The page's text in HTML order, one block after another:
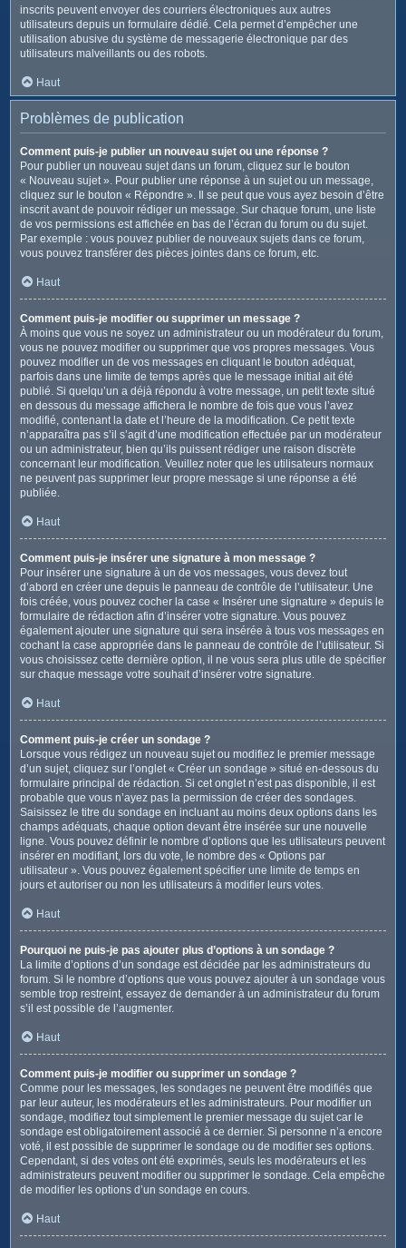
inscrits peuvent envoyer des courriers électroniques aux autres
utilisateurs depuis un formulaire dédié. Cela permet d’empêcher une
utilisation abusive du système de messagerie électronique par des
utilisateurs malveillants ou des robots.
Haut
Problèmes de publication
Comment puis-je publier un nouveau sujet ou une réponse ?
Pour publier un nouveau sujet dans un forum, cliquez sur le bouton
« Nouveau sujet ». Pour publier une réponse à un sujet ou un message,
cliquez sur le bouton « Répondre ». Il se peut que vous ayez besoin d’être
inscrit avant de pouvoir rédiger un message. Sur chaque forum, une liste
de vos permissions est affichée en bas de l’écran du forum ou du sujet.
Par exemple : vous pouvez publier de nouveaux sujets dans ce forum,
vous pouvez transférer des pièces jointes dans ce forum, etc.
Haut
Comment puis-je modifier ou supprimer un message ?
À moins que vous ne soyez un administrateur ou un modérateur du forum,
vous ne pouvez modifier ou supprimer que vos propres messages. Vous
pouvez modifier un de vos messages en cliquant le bouton adéquat,
parfois dans une limite de temps après que le message initial ait été
publié. Si quelqu’un a déjà répondu à votre message, un petit texte situé
en dessous du message affichera le nombre de fois que vous l’avez
modifié, contenant la date et l’heure de la modification. Ce petit texte
n’apparaîtra pas s’il s’agit d’une modification effectuée par un modérateur
ou un administrateur, bien qu’ils puissent rédiger une raison discrète
concernant leur modification. Veuillez noter que les utilisateurs normaux
ne peuvent pas supprimer leur propre message si une réponse a été
publiée.
Haut
Comment puis-je insérer une signature à mon message ?
Pour insérer une signature à un de vos messages, vous devez tout
d’abord en créer une depuis le panneau de contrôle de l’utilisateur. Une
fois créée, vous pouvez cocher la case « Insérer une signature » depuis le
formulaire de rédaction afin d’insérer votre signature. Vous pouvez
également ajouter une signature qui sera insérée à tous vos messages en
cochant la case appropriée dans le panneau de contrôle de l’utilisateur. Si
vous choisissez cette dernière option, il ne vous sera plus utile de spécifier
sur chaque message votre souhait d’insérer votre signature.
Haut
Comment puis-je créer un sondage ?
Lorsque vous rédigez un nouveau sujet ou modifiez le premier message
d’un sujet, cliquez sur l’onglet « Créer un sondage » situé en-dessous du
formulaire principal de rédaction. Si cet onglet n’est pas disponible, il est
probable que vous n’ayez pas la permission de créer des sondages.
Saisissez le titre du sondage en incluant au moins deux options dans les
champs adéquats, chaque option devant être insérée sur une nouvelle
ligne. Vous pouvez définir le nombre d’options que les utilisateurs peuvent
insérer en modifiant, lors du vote, le nombre des « Options par
utilisateur ». Vous pouvez également spécifier une limite de temps en
jours et autoriser ou non les utilisateurs à modifier leurs votes.
Haut
Pourquoi ne puis-je pas ajouter plus d’options à un sondage ?
La limite d’options d’un sondage est décidée par les administrateurs du
forum. Si le nombre d’options que vous pouvez ajouter à un sondage vous
semble trop restreint, essayez de demander à un administrateur du forum
s’il est possible de l’augmenter.
Haut
Comment puis-je modifier ou supprimer un sondage ?
Comme pour les messages, les sondages ne peuvent être modifiés que
par leur auteur, les modérateurs et les administrateurs. Pour modifier un
sondage, modifiez tout simplement le premier message du sujet car le
sondage est obligatoirement associé à ce dernier. Si personne n’a encore
voté, il est possible de supprimer le sondage ou de modifier ses options.
Cependant, si des votes ont été exprimés, seuls les modérateurs et les
administrateurs peuvent modifier ou supprimer le sondage. Cela empêche
de modifier les options d’un sondage en cours.
Haut